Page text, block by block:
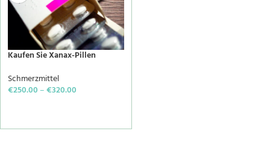
Kaufen Sie Xanax-Pillen
Schmerzmittel
€250.00–€320.00